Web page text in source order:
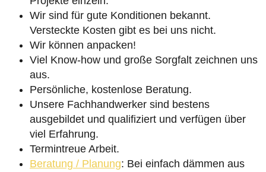
Wir sind für gute Konditionen bekannt.
Versteckte Kosten gibt es bei uns nicht.
Wir können anpacken!
Viel Know-how und große Sorgfalt zeichnen uns
aus.
Persönliche, kostenlose Beratung.
Unsere Fachhandwerker sind bestens
ausgebildet und qualifiziert und verfügen über
viel Erfahrung.
Termintreue Arbeit.
Beratung / Planung: Bei einfach dämmen aus